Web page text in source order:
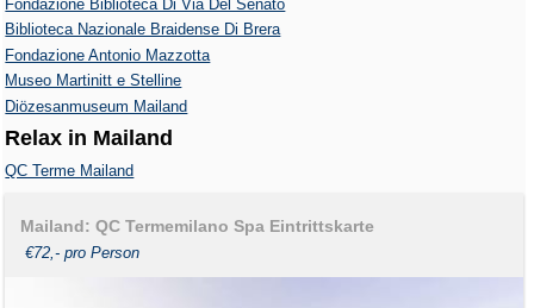
Fondazione Biblioteca Di Via Del Senato
Biblioteca Nazionale Braidense Di Brera
Fondazione Antonio Mazzotta
Museo Martinitt e Stelline
Diözesanmuseum Mailand
Relax in Mailand
QC Terme Mailand
Mailand: QC Termemilano Spa Eintrittskarte
€72,- pro Person